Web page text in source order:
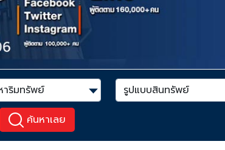
ค้นหาเลย